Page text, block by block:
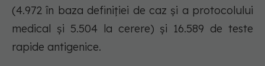
(4.972 în baza definiției de caz și a protocolului
medical și 5.504 la cerere) și 16.589 de teste
rapide antigenice.